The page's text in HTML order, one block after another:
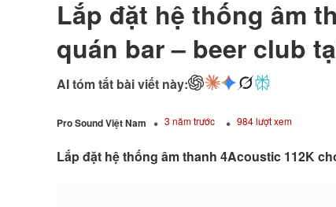
Lắp đặt hệ thống âm
quán bar – beer club
AI tóm tắt bài viết này:
Pro Sound Việt Nam 3 năm trước 984 lượt xem
Lắp đặt hệ thống âm thanh 4Acoustic 112K